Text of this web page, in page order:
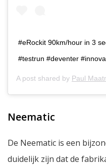
#eRockit 90km/hour in 3
#testrun #deventer
A post shared by Paul
Neematic
De Neematic is een
duidelijk zijn dat de